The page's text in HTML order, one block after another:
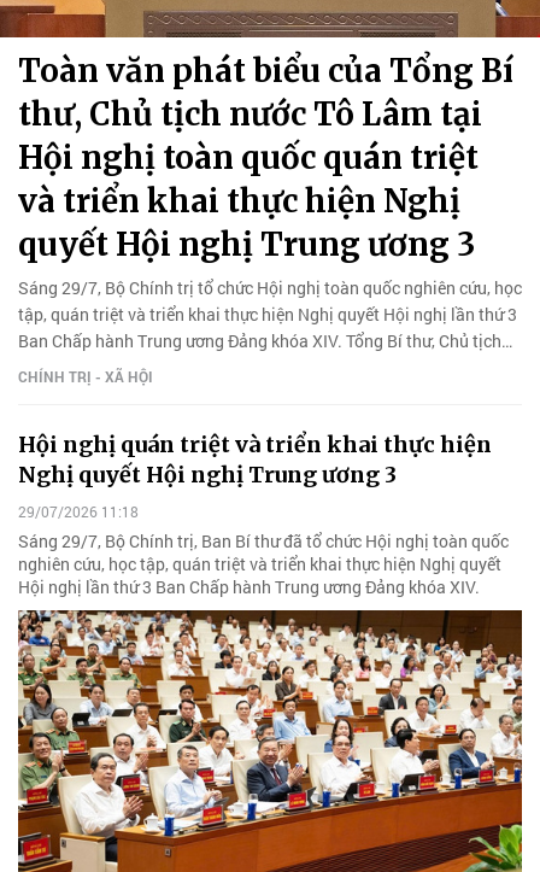
Toàn văn phát biểu của Tổng Bí
thư, Chủ tịch nước Tô Lâm tại
Hội nghị toàn quốc quán triệt
và triển khai thực hiện Nghị
quyết Hội nghị Trung ương 3
Sáng 29/7, Bộ Chính trị tổ chức Hội nghị toàn quốc nghiên cứu, học
tập, quán triệt và triển khai thực hiện Nghị quyết Hội nghị lần thứ 3
Ban Chấp hành Trung ương Đảng khóa XIV. Tổng Bí thư, Chủ tịch
nước Tô Lâm đã có bài phát biểu chỉ đạo quan trọng.
CHÍNH TRỊ - XÃ HỘI
Hội nghị quán triệt và triển khai thực hiện
Nghị quyết Hội nghị Trung ương 3
29/07/2026 11:18
Sáng 29/7, Bộ Chính trị, Ban Bí thư đã tổ chức Hội nghị toàn quốc
nghiên cứu, học tập, quán triệt và triển khai thực hiện Nghị quyết
Hội nghị lần thứ 3 Ban Chấp hành Trung ương Đảng khóa XIV.